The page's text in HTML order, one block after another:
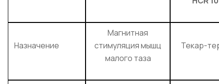
Назначение
Магнитная
стимуляция мышц
малого таза
Текар-